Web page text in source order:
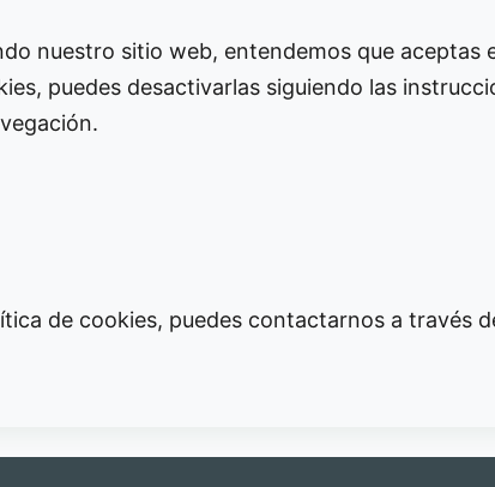
nuestro sitio web, entendemos que aceptas
puedes desactivarlas siguiendo las
de cookies, puedes contactarnos a través